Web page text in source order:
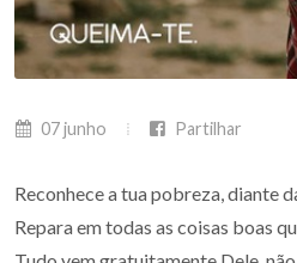
07 junho Partilhar
Reconhece a tua pobreza, diante
Repara em todas as coisas boas